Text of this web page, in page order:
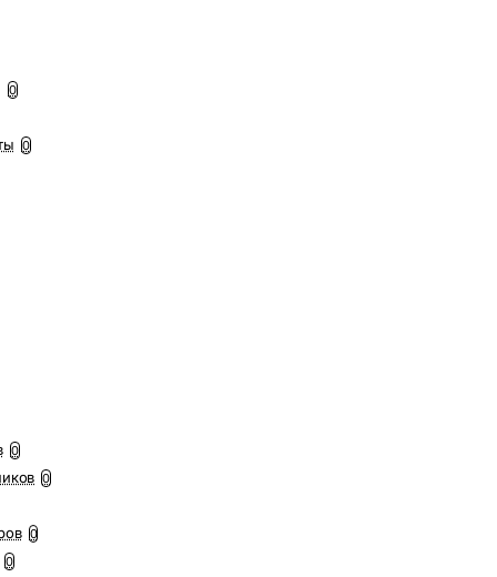
0
0
0
0
0
0